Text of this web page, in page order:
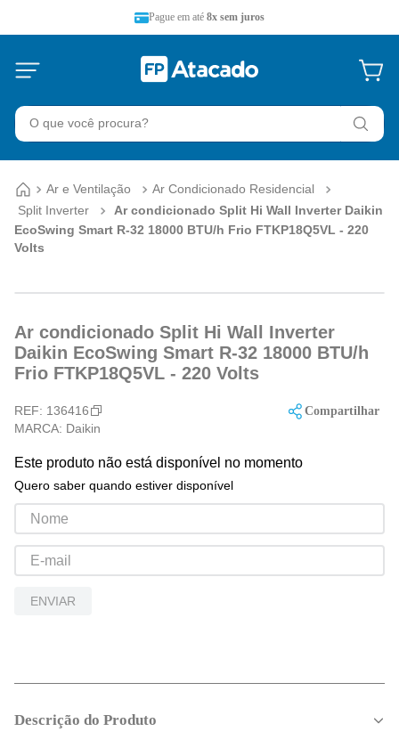
Pague em até 8x sem juros
O que você procura?
Ar e Ventilação
Ar Condicionado Residencial
Split Inverter
Ar condicionado Split Hi Wall Inverter Daikin
EcoSwing Smart R-32 18000 BTU/h Frio FTKP18Q5VL - 220
Volts
Ar condicionado Split Hi Wall Inverter
Daikin EcoSwing Smart R-32 18000 BTU/h
Frio FTKP18Q5VL - 220 Volts
REF: 136416
MARCA: Daikin
Compartilhar
Este produto não está disponível no momento
Quero saber quando estiver disponível
ENVIAR
Descrição do Produto